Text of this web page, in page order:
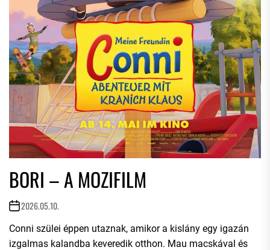
BORI – A MOZIFILM
2026.05.10.
Conni szülei éppen utaznak, amikor a kislány egy igazán
izgalmas kalandba keveredik otthon. Mau macskával és